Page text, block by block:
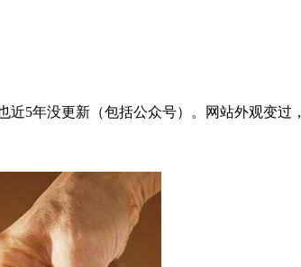
5年没更新（包括公众号）。网站外观变过